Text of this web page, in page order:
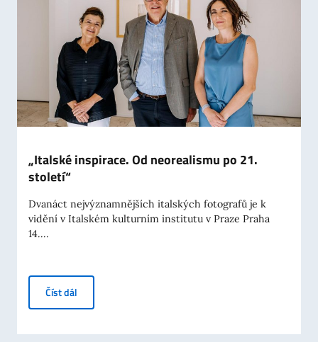
„Italské inspirace. Od neorealismu po 21.
století“
Dvanáct nejvýznamnějších italských fotografů je k
vidění v Italském kulturním institutu v Praze Praha
14....
Číst dál